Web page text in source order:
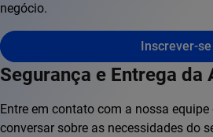
negócio.
Inscrever-se
Segurança e Entrega da
Entre em contato com a nossa equipe
conversar sobre as necessidades do